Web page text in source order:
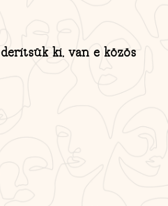
ki, van e közös